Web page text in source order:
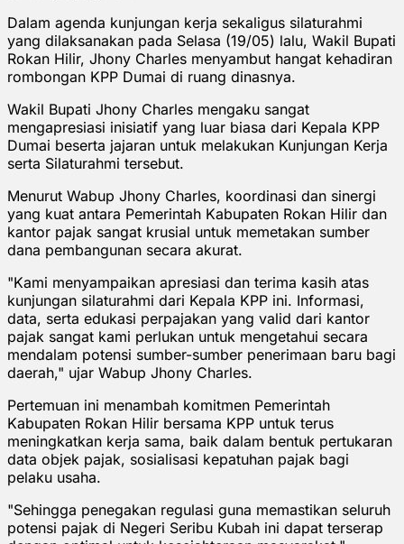
Dalam agenda kunjungan kerja sekaligus silaturahmi
yang dilaksanakan pada Selasa (19/05) lalu, Wakil Bupati
Rokan Hilir, Jhony Charles menyambut hangat kehadiran
rombongan KPP Dumai di ruang dinasnya.
Wakil Bupati Jhony Charles mengaku sangat
mengapresiasi inisiatif yang luar biasa dari Kepala KPP
Dumai beserta jajaran untuk melakukan Kunjungan Kerja
serta Silaturahmi tersebut.
Menurut Wabup Jhony Charles, koordinasi dan sinergi
yang kuat antara Pemerintah Kabupaten Rokan Hilir dan
kantor pajak sangat krusial untuk memetakan sumber
dana pembangunan secara akurat.
"Kami menyampaikan apresiasi dan terima kasih atas
kunjungan silaturahmi dari Kepala KPP ini. Informasi,
data, serta edukasi perpajakan yang valid dari kantor
pajak sangat kami perlukan untuk mengetahui secara
mendalam potensi sumber-sumber penerimaan baru bagi
daerah," ujar Wabup Jhony Charles.
Pertemuan ini menambah komitmen Pemerintah
Kabupaten Rokan Hilir bersama KPP untuk terus
meningkatkan kerja sama, baik dalam bentuk pertukaran
data objek pajak, sosialisasi kepatuhan pajak bagi
pelaku usaha.
"Sehingga penegakan regulasi guna memastikan seluruh
potensi pajak di Negeri Seribu Kubah ini dapat terserap